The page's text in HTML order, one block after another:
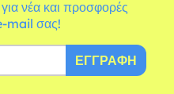
νέα και προσφορές
mail σας!
ΕΓΓΡΑΦΉ